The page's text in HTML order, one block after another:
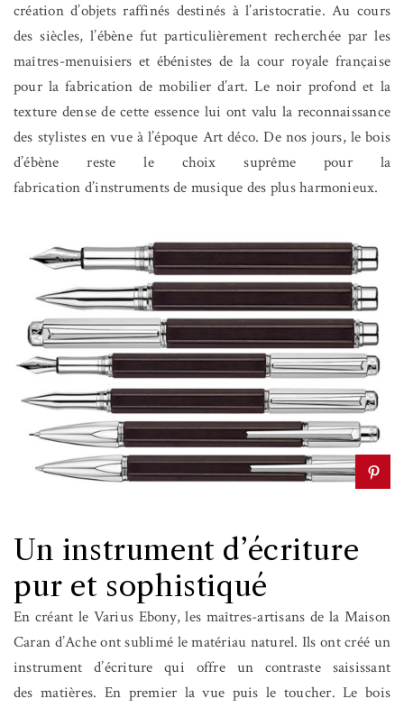
création d’objets raffinés destinés à l’aristocratie. Au cours
des siècles, l’ébène fut particulièrement recherchée par les
maîtres-menuisiers et ébénistes de la cour royale française
pour la fabrication de mobilier d’art. Le noir profond et la
texture dense de cette essence lui ont valu la reconnaissance
des stylistes en vue à l’époque Art déco. De nos jours, le bois
d’ébène reste le choix suprême pour la
fabrication d’instruments de musique des plus harmonieux.
Un instrument d’écriture
pur et sophistiqué
En créant le Varius Ebony, les maîtres-artisans de la Maison
Caran d’Ache ont sublimé le matériau naturel. Ils ont créé un
instrument d’écriture qui offre un contraste saisissant
des matières. En premier la vue puis le toucher. Le bois